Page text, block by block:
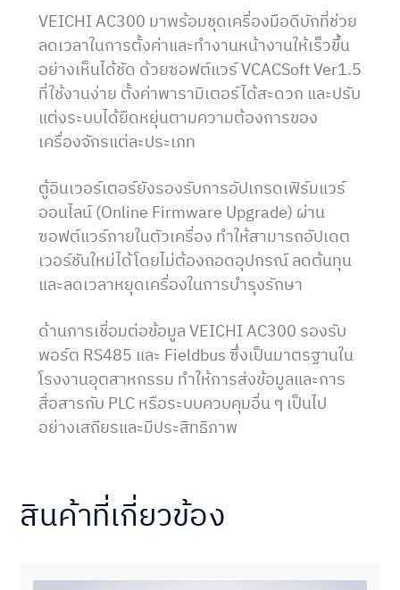
VEICHI AC300 มาพร้อมชุดเครื่องมือดีบักที่ช่วย
ลดเวลาในการตั้งค่าและทำงานหน้างานให้เร็วขึ้น
อย่างเห็นได้ชัด ด้วยซอฟต์แวร์ VCACSoft Ver1.5
ที่ใช้งานง่าย ตั้งค่าพารามิเตอร์ได้สะดวก และปรับ
แต่งระบบได้ยืดหยุ่นตามความต้องการของ
เครื่องจักรแต่ละประเภท
ตู้อินเวอร์เตอร์ยังรองรับการอัปเกรดเฟิร์มแวร์
ออนไลน์ (Online Firmware Upgrade) ผ่าน
ซอฟต์แวร์ภายในตัวเครื่อง ทำให้สามารถอัปเดต
เวอร์ชันใหม่ได้โดยไม่ต้องถอดอุปกรณ์ ลดต้นทุน
และลดเวลาหยุดเครื่องในการบำรุงรักษา
ด้านการเชื่อมต่อข้อมูล VEICHI AC300 รองรับ
พอร์ต RS485 และ Fieldbus ซึ่งเป็นมาตรฐานใน
โรงงานอุตสาหกรรม ทำให้การส่งข้อมูลและการ
สื่อสารกับ PLC หรือระบบควบคุมอื่น ๆ เป็นไป
อย่างเสถียรและมีประสิทธิภาพ
สินค้าที่เกี่ยวข้อง